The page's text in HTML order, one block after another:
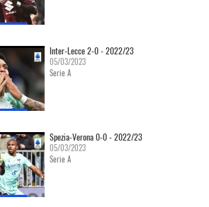
Inter-Lecce 2-0 - 2022/23
05/03/2023
Serie A
Spezia-Verona 0-0 - 2022/23
05/03/2023
Serie A